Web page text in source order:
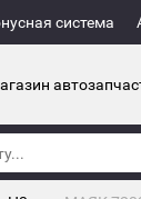
система